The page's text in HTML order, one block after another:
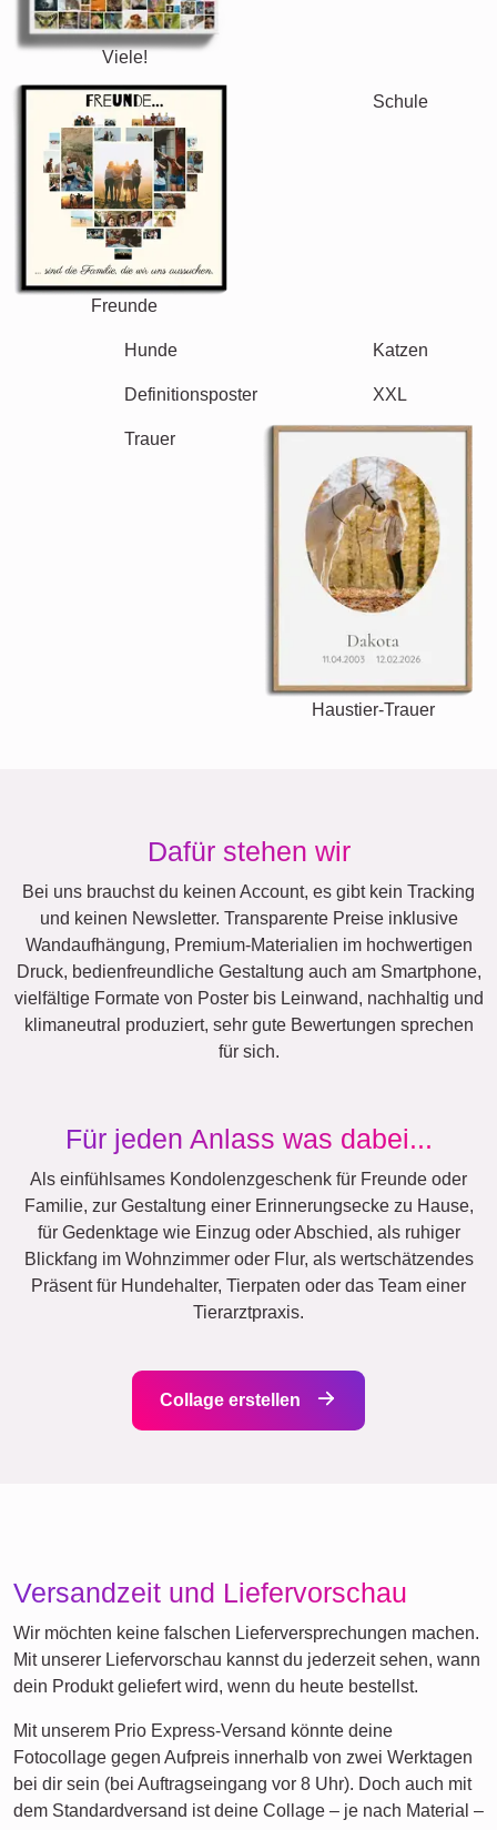
Viele!
Freunde
Katzen
Definitionsposter
XXL
Druck, bedienfreundliche Gestaltung auch am Smartphone,
vielfältige Formate von Poster bis Leinwand, nachhaltig und
klimaneutral produziert, sehr gute Bewertungen sprechen
für sich.
Für jeden Anlass was dabei...
Als einfühlsames Kondolenzgeschenk für Freunde oder
Familie, zur Gestaltung einer Erinnerungsecke zu Hause,